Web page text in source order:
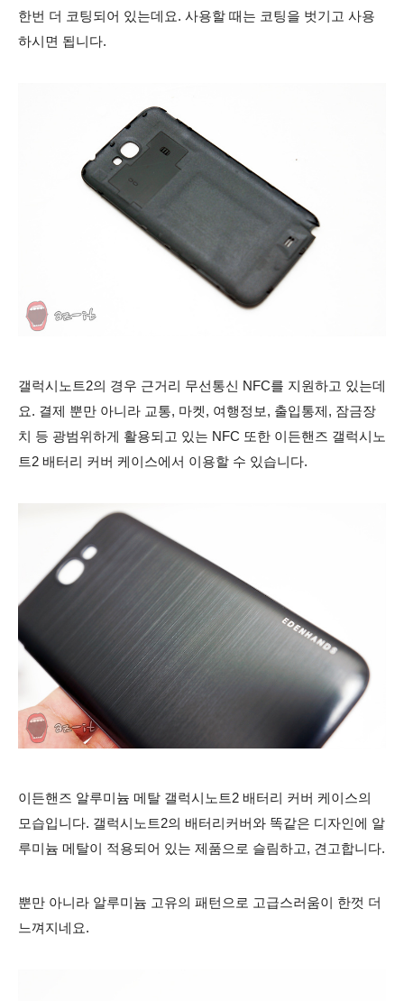
한번 더 코팅되어 있는데요. 사용할 때는 코팅을 벗기고 사용
하시면 됩니다.
갤럭시노트2의 경우 근거리 무선통신 NFC를 지원하고 있는데
요. 결제 뿐만 아니라 교통, 마켓, 여행정보, 출입통제, 잠금장
치 등 광범위하게 활용되고 있는 NFC 또한 이든핸즈 갤럭시노
트2 배터리 커버 케이스에서 이용할 수 있습니다.
이든핸즈 알루미늄 메탈 갤럭시노트2 배터리 커버 케이스의
모습입니다. 갤럭시노트2의 배터리커버와 똑같은 디자인에 알
루미늄 메탈이 적용되어 있는 제품으로 슬림하고, 견고합니다.
뿐만 아니라 알루미늄 고유의 패턴으로 고급스러움이 한껏 더
느껴지네요.